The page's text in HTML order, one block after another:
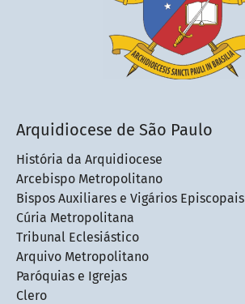
Arquidiocese de São Paulo
História da Arquidiocese
Arcebispo Metropolitano
Bispos Auxiliares e Vigários Episcopais
Cúria Metropolitana
Tribunal Eclesiástico
Arquivo Metropolitano
Paróquias e Igrejas
Clero